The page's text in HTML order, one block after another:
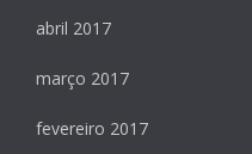
abril 2017
março 2017
fevereiro 2017